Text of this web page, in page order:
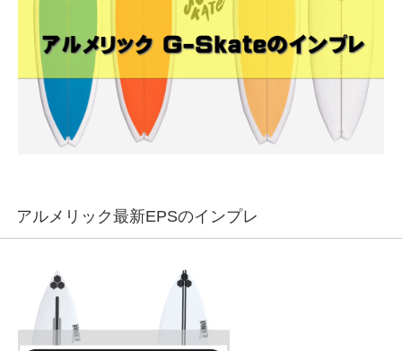
アルメリック最新EPSのインプレ